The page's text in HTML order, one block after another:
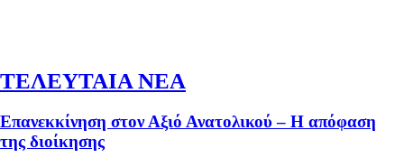
ΤΕΛΕΥΤΑΙΑ ΝΕΑ
Επανεκκίνηση στον Αξιό Ανατολικού – Η απόφαση
της διοίκησης